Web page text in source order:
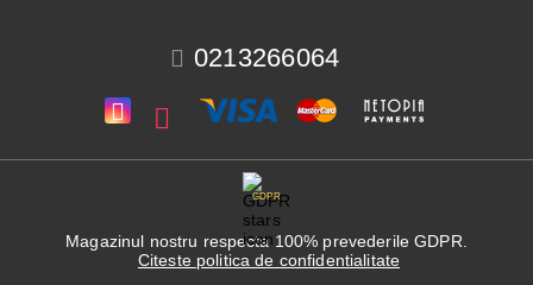
0213266064
GDPR
Magazinul nostru respecta 100% prevederile GDPR.
Citeste politica de confidentialitate